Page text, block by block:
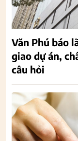
Văn Phú báo
giao dự án,
câu hỏi